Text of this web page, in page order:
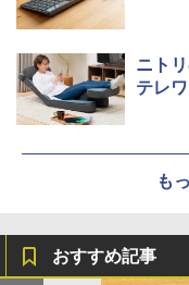
ニト
テレ
も
おすすめ記事